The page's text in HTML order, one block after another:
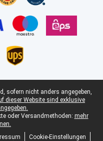
sofern nicht anders angegeben,
dieser Website sind exklusive
oder Versandmethoden: mehr
Cookie-Einstellungen